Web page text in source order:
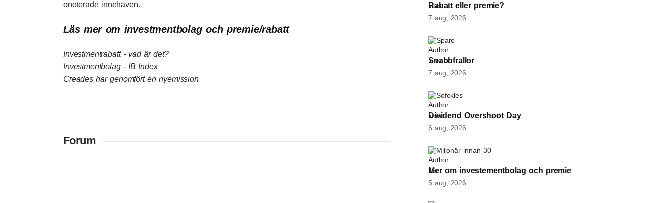
onoterade innehaven.
Läs mer om investmentbolag och premie/rabatt
Investmentrabatt- vad är det?
Investmentbolag - IB Index
Creades har genomfört en nyemission
Forum
Rabatt eller premie?
7 aug, 2026
Sparo
Snabbfrallor
7 aug, 2026
Sofokles
Dividend Overshoot Day
6 aug, 2026
Miljonär innan 30
Mer om investementbolag och premie
5 aug, 2026